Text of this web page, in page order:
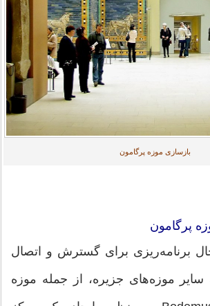
بازسازی موزه پرگامون
پرگامون
برنامه‌ریزی برای گسترش و اتصال
سایر موزه‌های جزیره، از جمله موزه